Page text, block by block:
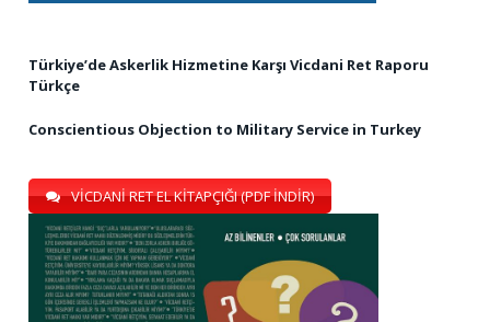
Türkiye’de Askerlik Hizmetine Karşı Vicdani Ret Raporu
Türkçe
Conscientious Objection to Military Service in Turkey
VİCDANİ RET EL KİTAPÇIĞI (PDF İNDİR)